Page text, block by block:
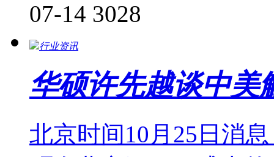
07-14 3028
行业资讯
华硕许先越谈中美
北京时间10月25日消